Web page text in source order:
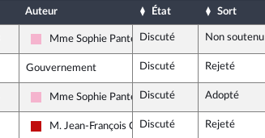
Auteur État Sort
Socialistes et apparentés
Mme Sophie Pantel Discuté Non soutenu
Gouvernement Discuté Rejeté
Socialistes et apparentés
Mme Sophie Pantel Discuté Adopté
La France insoumise - Nouveau Front Populaire
M. Jean-François Coulomme
Discuté Rejeté